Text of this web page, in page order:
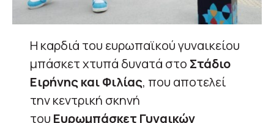
Η καρδιά του ευρωπαϊκού γυναικείου
μπάσκετ χτυπά δυνατά στο Στάδιο
Ειρήνης και Φιλίας, που αποτελεί
την κεντρική σκηνή
του Ευρωμπάσκετ Γυναικών